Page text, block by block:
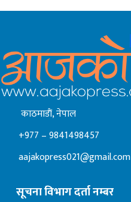
काठमाडाैं, नेपाल
+977 – 9841498457
aajakopress021@gmail.com
सूचना विभाग दर्ता नम्बर